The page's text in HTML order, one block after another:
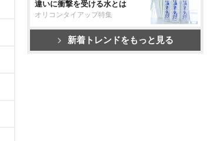
違いに衝撃を受ける水とは
オリコンタイアップ特集
新着トレンドをもっと見る